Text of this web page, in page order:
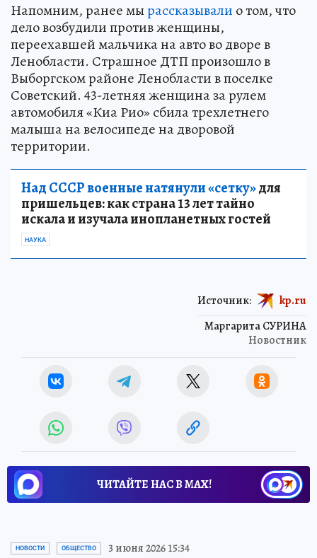
Напомним, ранее мырассказывали о том, что
дело возбудили против женщины,
переехавшей мальчика на авто во дворе в
Ленобласти. Страшное ДТП произошло в
Выборгском районе Ленобласти в поселке
Советский. 43-летняя женщина за рулем
автомобиля «Киа Рио» сбила трехлетнего
малыша на велосипеде на дворовой
территории.
Над СССР военные натянули «сетку»для
пришельцев: как страна 13 лет тайно
искала и изучала инопланетных гостей
НАУКА
Маргарита СУРИНА
Новостник
Источник: kp.ru
ЧИТАЙТЕ НАС В МАХ!
НОВОСТИ ОБЩЕСТВО 3 июня 2026 15:34